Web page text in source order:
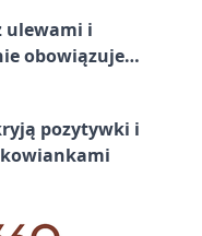
ulewami i
obowiązuje
pozytywki i